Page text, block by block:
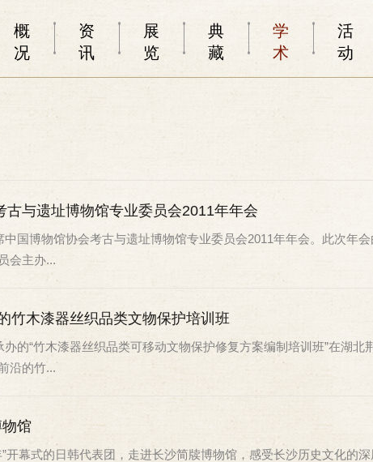
概
况
资
讯
展
览
典
藏
学
术
活
动
与遗址博物馆专业委员会2011年年会
国博物馆协会考古与遗址博物馆专业委员会2011年年会。此次年
会主办...
竹木漆器丝织品类文物保护培训班
的“竹木漆器丝织品类可移动文物保护修复方案编制培训班”在湖北
沿的竹...
馆
开幕式的日韩代表团，走进长沙简牍博物馆，感受长沙历史文化的